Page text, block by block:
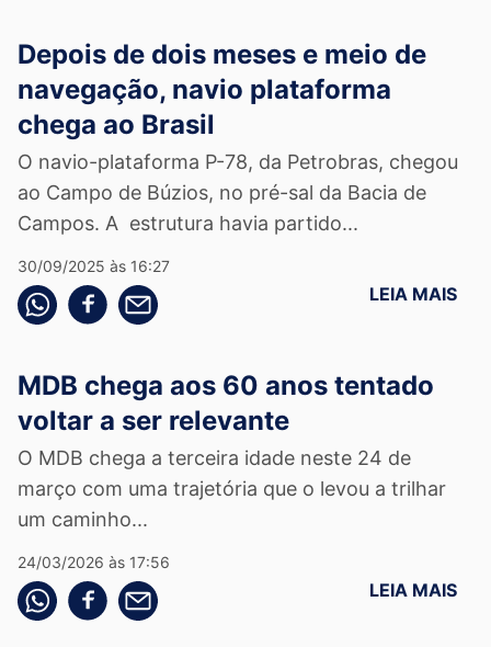
Depois de dois meses e meio de
navegação, navio plataforma
chega ao Brasil
O navio-plataforma P-78, da Petrobras, chegou
ao Campo de Búzios, no pré-sal da Bacia de
Campos. A estrutura havia partido...
30/09/2025 às 16:27
Compartilhe pelo whatsapp
Compartilhar no facebook
Compartilhe pelo email LEIA MAIS
MDB chega aos 60 anos tentado
voltar a ser relevante
O MDB chega a terceira idade neste 24 de
março com uma trajetória que o levou a trilhar
um caminho...
24/03/2026 às 17:56
Compartilhe pelo whatsapp
Compartilhar no facebook
Compartilhe pelo email LEIA MAIS